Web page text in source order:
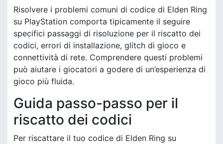
Risolvere i problemi comuni di codice di Elden Ring
su PlayStation comporta tipicamente il seguire
specifici passaggi di risoluzione per il riscatto dei
codici, errori di installazione, glitch di gioco e
connettività di rete. Comprendere questi problemi
può aiutare i giocatori a godere di un’esperienza di
gioco più fluida.
Guida passo-passo per il
riscatto dei codici
Per riscattare il tuo codice di Elden Ring su